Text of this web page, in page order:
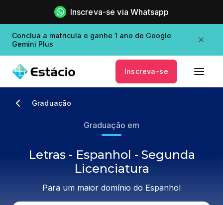
Inscreva-se via Whatsapp
Conclua a matricula e ganhe 1 ano de Google
Gemini Plus
Inscreva-se
Graduação
Graduação em
Letras - Espanhol - Segunda
Licenciatura
Para um maior domínio do Espanhol